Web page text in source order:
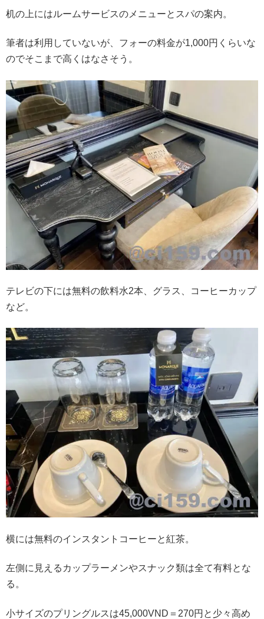
机の上にはルームサービスのメニューとスパの案内。
筆者は利用していないが、フォーの料金が1,000円くらいな
のでそこまで高くはなさそう。
テレビの下には無料の飲料水2本、グラス、コーヒーカップ
など。
横には無料のインスタントコーヒーと紅茶。
左側に見えるカップラーメンやスナック類は全て有料とな
る。
小サイズのプリングルスは45,000VND＝270円と少々高め